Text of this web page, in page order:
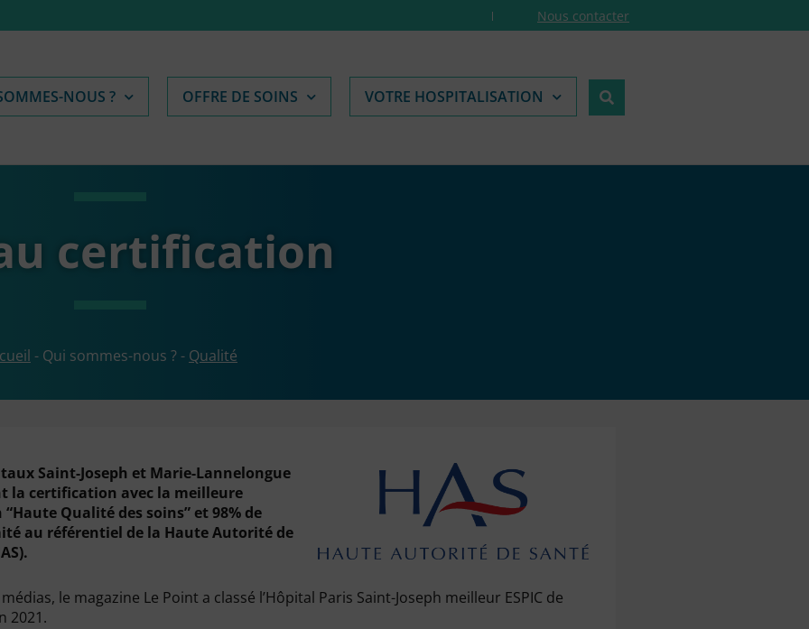
Nous contacter
NOUS ? OFFRE DE SOINS VOTRE HOSPITALISATION
certification
- Qui sommes-nous ?- Qualité
Saint-Joseph et Marie-Lannelongue
la certification avec la meilleure
Qualité des soins” et 98% de
au référentiel de la Haute Autorité de
le magazine Le Point a classé l’Hôpital Paris Saint-Joseph meilleur ESPIC de
2021.